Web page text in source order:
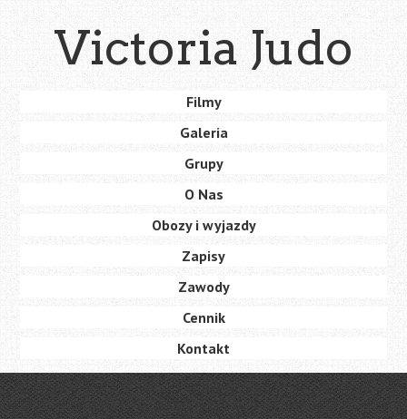
content
Victoria Judo
content
Filmy
Galeria
Grupy
O Nas
Obozy i wyjazdy
Zapisy
Zawody
Cennik
Kontakt